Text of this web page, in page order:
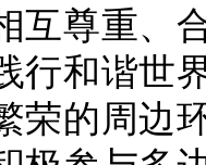
互尊重、
行和谐世
荣的周边